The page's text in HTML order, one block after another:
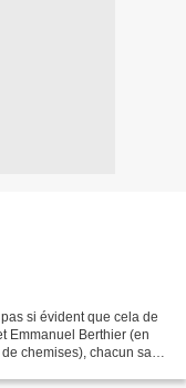
si évident que cela de
Emmanuel Berthier (en
chemises), chacun sa